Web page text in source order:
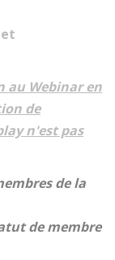
au Webinar en
de
n'est pas
de la
de membre